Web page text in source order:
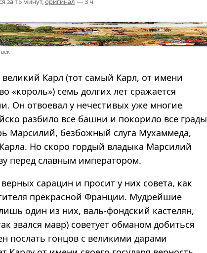
Карл (тот самый Карл, от имени
«король») семь долгих лет сражается
Он отвоевал у нечестивых уже многие
разбило все башни и покорило все
Марсилий, безбожный слуга Мухаммеда,
Но скоро гордый владыка Марсилий
перед славным императором.
сарацин и просит у них совета, как
прекрасной Франции. Мудрейшие
один из них, валь-фондский кастелян,
звался мавр) советует обманом добиться
послать гонцов с великими дарами